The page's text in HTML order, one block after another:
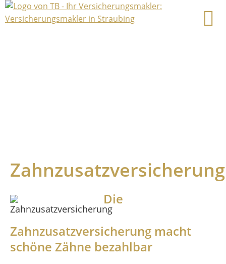
Zahnzusatzversicherung
Die
Zahnzusatzversicherung macht
schöne Zähne bezahlbar